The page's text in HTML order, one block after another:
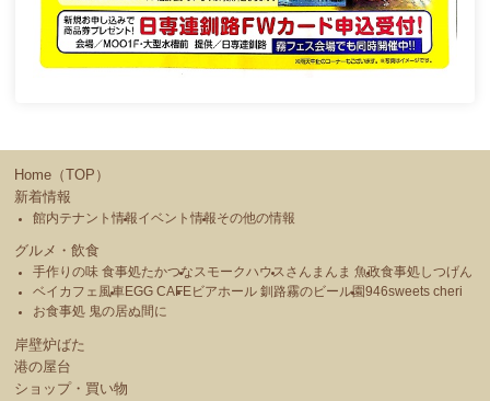
Home（TOP）
新着情報
館内テナント情報イベント情報その他の情報
グルメ・飲食
手作りの味 食事処たかつな スモークハウス さんまんま 魚政食事処しつげん
ベイカフェ風車EGG CAFE ビアホール 釧路霧のビール園946sweets cheri
お食事処 鬼の居ぬ間に
岸壁炉ばた
港の屋台
ショップ・買い物